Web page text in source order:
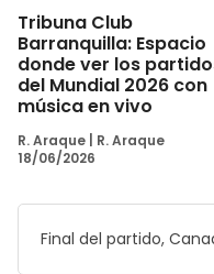
Tribuna Club
Barranquilla: Espacio
donde ver los
del Mundial 2026 con
música en vivo
R. Araque
R. Araque
18/06/2026
Final del partido,